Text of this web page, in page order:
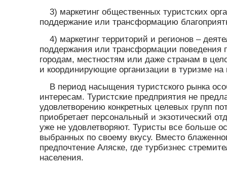
3) маркетинг общественных туристских
поддержание или трансформацию
4) маркетинг территорий и регионов –
поддержания или трансформации поведения
городам, местностям или даже странам в
и координирующие организации в туризме
В период насыщения туристского рынка
интересам. Туристские предприятия не
удовлетворению конкретных целевых групп
приобретает персональный и экзотический
уже не удовлетворяют. Туристы все больше
выбранных по своему вкусу. Вместо
предпочтение Аляске, где турбизнес
населения.